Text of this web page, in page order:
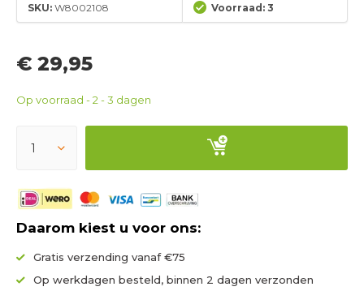
SKU: W8002108 Voorraad: 3
€ 29,95
Op voorraad - 2 - 3 dagen
Daarom kiest u voor ons:
Gratis verzending vanaf €75
Op werkdagen besteld, binnen 2 dagen verzonden